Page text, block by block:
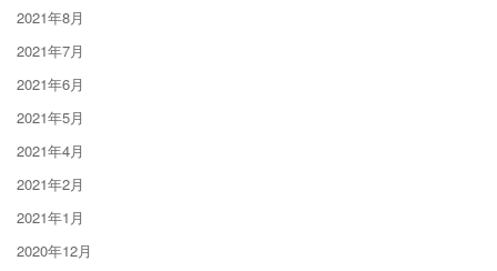
2021年8月
2021年7月
2021年6月
2021年5月
2021年4月
2021年2月
2021年1月
2020年12月